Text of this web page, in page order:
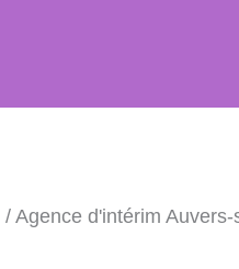
/ Agence d'intérim